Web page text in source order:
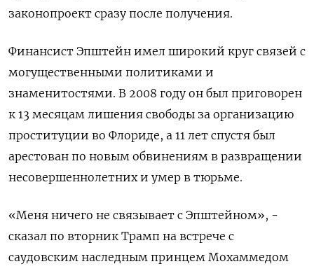
законопроект сразу после получения.
Финансист Эпштейн имел широкий круг связей с
могущественными политиками и
знаменитостями. В 2008 году он был приговорен
к 13 месяцам лишения свободы за организацию
проституции во Флориде, а 11 лет спустя был
арестован по новым обвинениям в развращении
несовершеннолетних и умер в тюрьме.
«Меня ничего не связывает с Эпштейном», -
сказал по вторник Трамп на встрече с
саудовским наследным принцем Мохаммедом